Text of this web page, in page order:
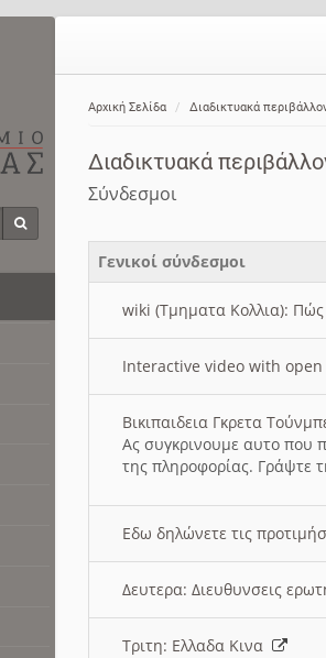
Αρχική Σελίδα Διαδικτυακά
Διαδικτυακά
Σύνδεσμοι
Γενικοί σύνδεσμοι
wiki (Τμηματα Κολλια):
Interactive video with
Βικιπαιδεια Γκρετα
Ας συγκρινουμε αυτο που
της πληροφορίας. Γράψτε
Εδω δηλώνετε τις
Δευτερα: Διευθυνσεις
Τριτη: Ελλαδα Κινα